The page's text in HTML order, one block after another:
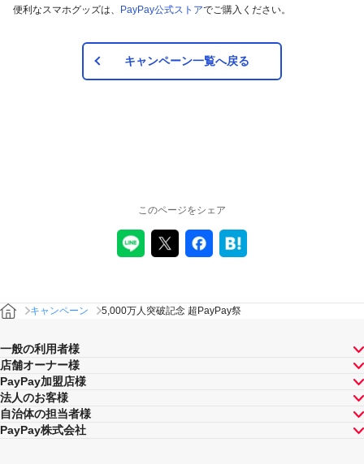
便利なスマホグッズは、 PayPay公式ストアでご購入ください。
キャンペーン一覧へ戻る
このページをシェア
キャンペーン 5,000万人突破記念 超PayPay祭
一般の利用者様
店舗オーナー様
PayPay加盟店様
法人のお客様
自治体の担当者様
PayPay株式会社